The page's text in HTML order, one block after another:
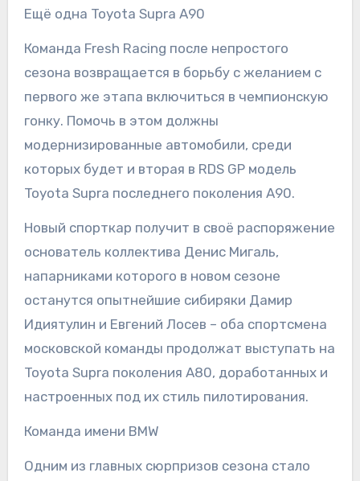
Ещё одна Toyota Supra A90
Команда Fresh Racing после непростого
сезона возвращается в борьбу с желанием с
первого же этапа включиться в чемпионскую
гонку. Помочь в этом должны
модернизированные автомобили, среди
которых будет и вторая в RDS GP модель
Toyota Supra последнего поколения A90.
Новый спорткар получит в своё распоряжение
основатель коллектива Денис Мигаль,
напарниками которого в новом сезоне
останутся опытнейшие сибиряки Дамир
Идиятулин и Евгений Лосев – оба спортсмена
московской команды продолжат выступать на
Toyota Supra поколения A80, доработанных и
настроенных под их стиль пилотирования.
Команда имени BMW
Одним из главных сюрпризов сезона стало